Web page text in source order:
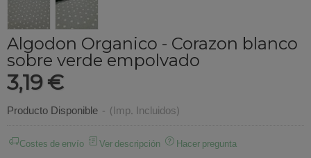
Algodon Organico - Corazon blanco
sobre verde empolvado
3,19 €
Producto Disponible - (Imp. Incluidos)
Costes de envío Ver descripción Hacer pregunta